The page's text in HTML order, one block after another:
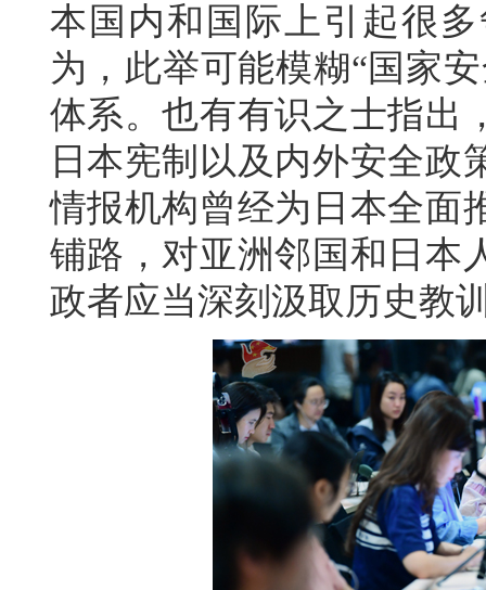
本国内和国际上引起很
为，此举可能模糊“国家
体系。也有有识之士指出
日本宪制以及内外安全政
情报机构曾经为日本全面
铺路，对亚洲邻国和日本
政者应当深刻汲取历史教